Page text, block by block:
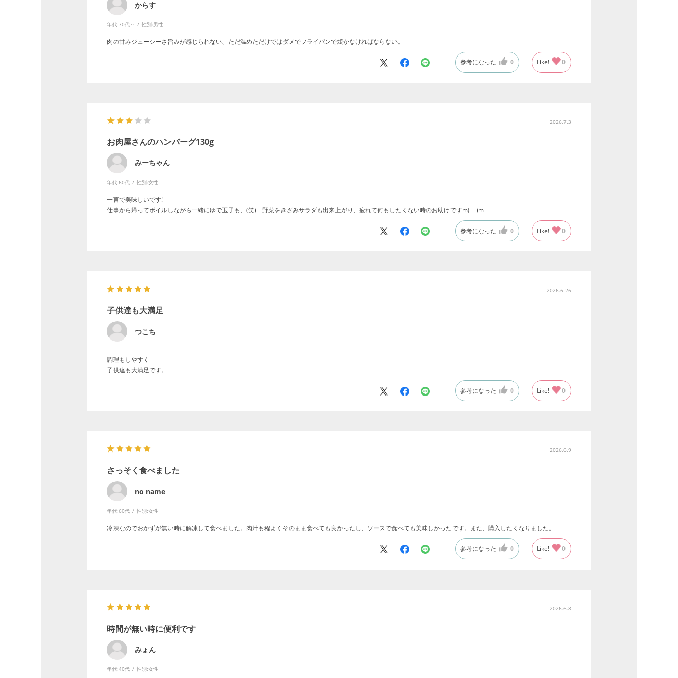
からす
年代:70代～ 性別:男性
肉の甘みジューシーさ旨みが感じられない、ただ温めただけではダメでフライパンで焼かなければならない。
参考になった 0 Like! 0
2026.7.3
お肉屋さんのハンバーグ130g
みーちゃん
年代:60代 性別:女性
一言で美味しいです!
仕事から帰ってボイルしながら一緒にゆで玉子も、(笑) 野菜をきざみサラダも出来上がり、疲れて何もしたくない時のお助けですm(_ _)m
参考になった 0 Like! 0
2026.6.26
子供達も大満足
つこち
調理もしやすく
子供達も大満足です。
参考になった 0 Like! 0
2026.6.9
さっそく食べました
no name
年代:60代 性別:女性
冷凍なのでおかずが無い時に解凍して食べました。肉汁も程よくそのまま食べても良かったし、ソースで食べても美味しかったです。また、購入したくなりました。
参考になった 0 Like! 0
2026.6.8
時間が無い時に便利です
みょん
年代:40代 性別:女性